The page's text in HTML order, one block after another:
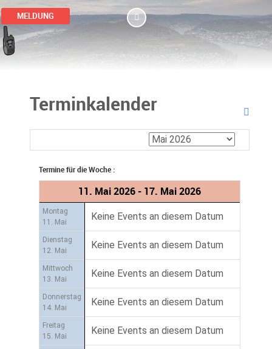
MELDUNG
Terminkalender
Termine für die Woche :
11. Mai 2026 - 17. Mai 2026
Montag
11. Mai
Keine Events an diesem Datum
Dienstag
12. Mai
Keine Events an diesem Datum
Mittwoch
13. Mai
Keine Events an diesem Datum
Donnerstag
14. Mai
Keine Events an diesem Datum
Freitag
15. Mai
Keine Events an diesem Datum